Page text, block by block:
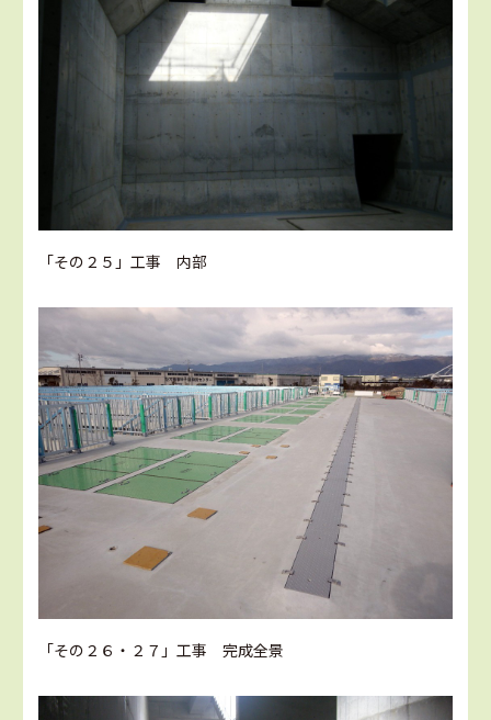
「その２５」工事 内部
「その２６・２７」工事 完成全景